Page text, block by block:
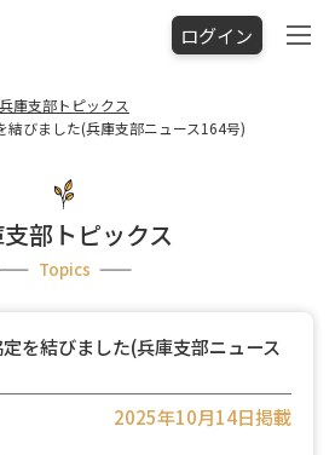
ログイン
兵庫支部トピックス
結びました(兵庫支部ニュース164号)
部トピックス
Topics
を結びました(兵庫支部ニュース
2025年10月14日掲載